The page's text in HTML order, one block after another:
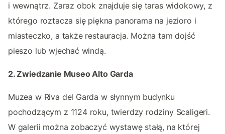
i wewnątrz. Zaraz obok znajduje się taras widokowy, z
którego roztacza się piękna panorama na jezioro i
miasteczko, a także restauracja. Można tam dojść
pieszo lub wjechać windą.
2. Zwiedzanie Museo Alto Garda
Muzea w Riva del Garda w słynnym budynku
pochodzącym z 1124 roku, twierdzy rodziny Scaligeri.
W galerii można zobaczyć wystawę stałą, na której